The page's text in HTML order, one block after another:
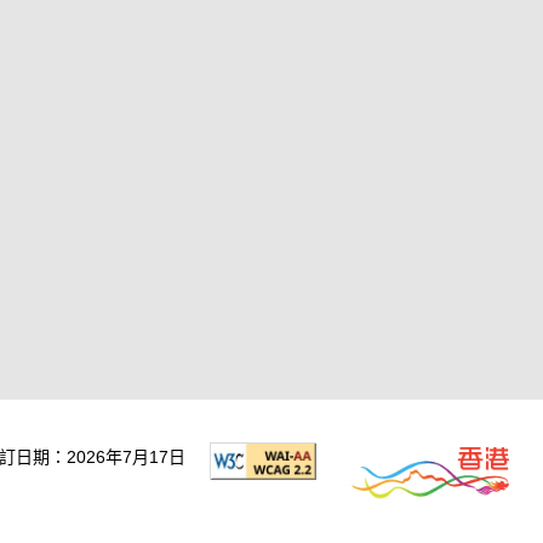
日期：2026年7月17日